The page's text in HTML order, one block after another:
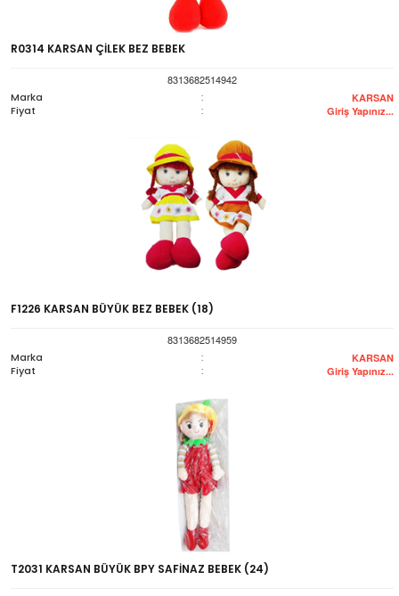
R0314 KARSAN ÇİLEK BEZ BEBEK
8313682514942
Marka
: KARSAN
Fiyat : Giriş Yapınız...
F1226 KARSAN BÜYÜK BEZ BEBEK (18)
8313682514959
Marka
: KARSAN
Fiyat : Giriş Yapınız...
T2031 KARSAN BÜYÜK BPY SAFİNAZ BEBEK (24)